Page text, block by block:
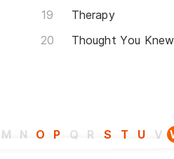
Therapy
Thought You Knew
M N O P Q R S T U V